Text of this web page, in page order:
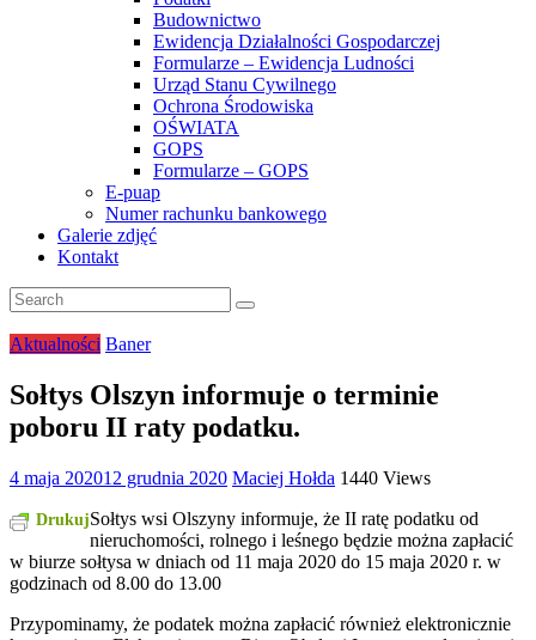
Budownictwo
Ewidencja Działalności Gospodarczej
Formularze – Ewidencja Ludności
Urząd Stanu Cywilnego
Ochrona Środowiska
OŚWIATA
GOPS
Formularze – GOPS
E-puap
Numer rachunku bankowego
Galerie zdjęć
Kontakt
Aktualności Baner
Sołtys Olszyn informuje o terminie
poboru II raty podatku.
4 maja 202012 grudnia 2020 Maciej Hołda 1440 Views
DrukujSołtys wsi Olszyny informuje, że II ratę podatku od
nieruchomości, rolnego i leśnego będzie można zapłacić
w biurze sołtysa w dniach od 11 maja 2020 do 15 maja 2020 r. w
godzinach od 8.00 do 13.00
Przypominamy, że podatek można zapłacić również elektronicznie